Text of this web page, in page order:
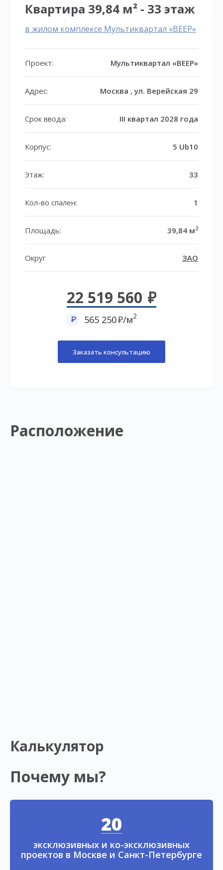
Квартира 39,84 м² - 33 этаж
в жилом комплексе Мультиквартал «ВЕЕР»
Проект: Мультиквартал «ВЕЕР»
Адрес: Москва , ул. Верейская 29
Срок ввода: III квартал 2028 года
Корпус: 5 Ub10
Этаж: 33
Кол-во спален: 1
Площадь: 39,84 м2
Округ ЗАО
22 519 560
565 250 /м2
Заказать консультацию
Расположение
Калькулятор
Почему мы?
20
эксклюзивных и ко-эксклюзивных
проектов в Москве и Санкт-Петербурге